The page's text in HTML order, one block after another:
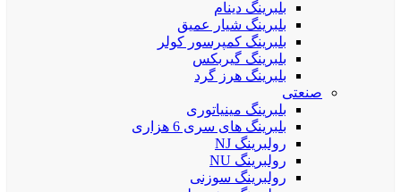
بلبرینگ دینام
بلبرینگ شیار عمیق
بلبرینگ کمپرسور کولر
بلبرینگ گیربکس
بلبرینگ هرز گرد
صنعتی
بلبرینگ مینیاتوری
بلبرینگ های سری 6 هزاری
رولبرینگ NJ
رولبرینگ NU
رولبرینگ سوزنی